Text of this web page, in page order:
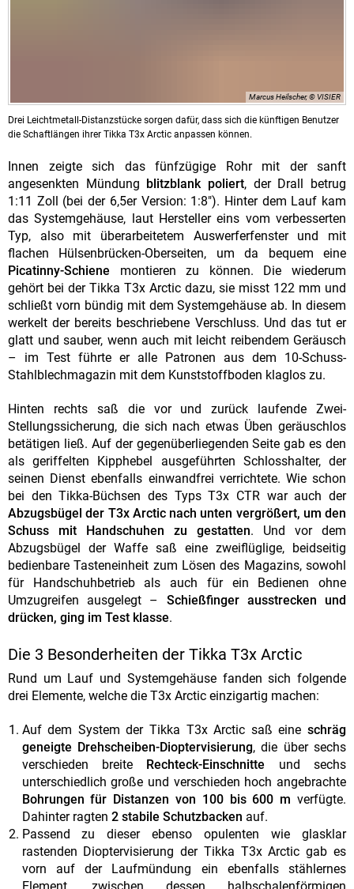
Marcus Heilscher, © VISIER
Drei Leichtmetall-Distanzstücke sorgen dafür, dass sich die künftigen Benutzer
die Schaftlängen ihrer Tikka T3x Arctic anpassen können.
Innen zeigte sich das fünfzügige Rohr mit der sanft
angesenkten Mündung blitzblank poliert, der Drall betrug
1:11 Zoll (bei der 6,5er Version: 1:8"). Hinter dem Lauf kam
das Systemgehäuse, laut Hersteller eins vom verbesserten
Typ, also mit überarbeitetem Auswerferfenster und mit
flachen Hülsenbrücken-Oberseiten, um da bequem eine
Picatinny-Schiene montieren zu können. Die wiederum
gehört bei der Tikka T3x Arctic dazu, sie misst 122 mm und
schließt vorn bündig mit dem Systemgehäuse ab. In diesem
werkelt der bereits beschriebene Verschluss. Und das tut er
glatt und sauber, wenn auch mit leicht reibendem Geräusch
– im Test führte er alle Patronen aus dem 10-Schuss-
Stahlblechmagazin mit dem Kunststoffboden klaglos zu.
Hinten rechts saß die vor und zurück laufende Zwei-
Stellungssicherung, die sich nach etwas Üben geräuschlos
betätigen ließ. Auf der gegenüberliegenden Seite gab es den
als geriffelten Kipphebel ausgeführten Schlosshalter, der
seinen Dienst ebenfalls einwandfrei verrichtete. Wie schon
bei den Tikka-Büchsen des Typs T3x CTR war auch der
Abzugsbügel der T3x Arctic nach unten vergrößert, um den
Schuss mit Handschuhen zu gestatten. Und vor dem
Abzugsbügel der Waffe saß eine zweiflüglige, beidseitig
bedienbare Tasteneinheit zum Lösen des Magazins, sowohl
für Handschuhbetrieb als auch für ein Bedienen ohne
Umzugreifen ausgelegt – Schießfinger ausstrecken und
drücken, ging im Test klasse.
Die 3 Besonderheiten der Tikka T3x Arctic
Rund um Lauf und Systemgehäuse fanden sich folgende
drei Elemente, welche die T3x Arctic einzigartig machen:
Auf dem System der Tikka T3x Arctic saß eine schräg
geneigte Drehscheiben-Dioptervisierung, die über sechs
verschieden breite
Rechteck-Einschnitte und sechs
unterschiedlich große und verschieden hoch angebrachte
Bohrungen für Distanzen von 100 bis 600 m verfügte.
Dahinter ragten 2 stabile Schutzbacken auf.
Passend zu dieser ebenso opulenten wie glasklar
rastenden Dioptervisierung der Tikka T3x Arctic gab es
vorn auf der Laufmündung ein ebenfalls stählernes